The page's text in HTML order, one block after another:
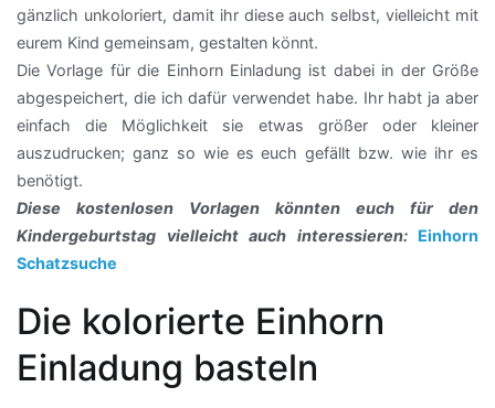
gänzlich unkoloriert, damit ihr diese auch selbst, vielleicht mit
eurem Kind gemeinsam, gestalten könnt.
Die Vorlage für die Einhorn Einladung ist dabei in der Größe
abgespeichert, die ich dafür verwendet habe. Ihr habt ja aber
einfach die Möglichkeit sie etwas größer oder kleiner
auszudrucken; ganz so wie es euch gefällt bzw. wie ihr es
benötigt.
Diese kostenlosen Vorlagen könnten euch für den
Kindergeburtstag vielleicht auch interessieren:
Einhorn
Schatzsuche
Die kolorierte Einhorn
Einladung basteln